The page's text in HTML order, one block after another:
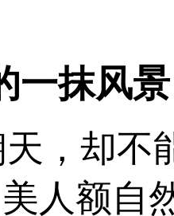
一抹风景
，却不
人额自